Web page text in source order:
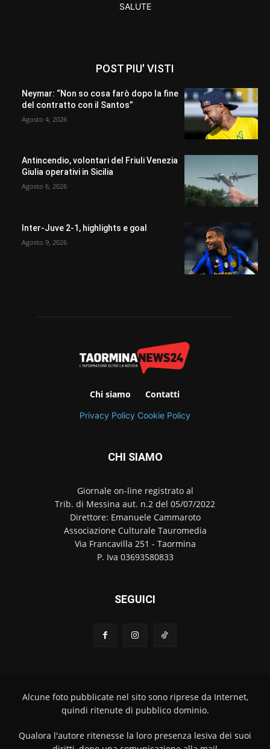
SALUTE
POST PIU' VISTI
Neymar: “Non so cosa farò dopo la fine
del contratto con il Santos”
Agosto 4, 2026
Antincendio, volontari del Friuli Venezia
Giulia operativi in Sicilia
Agosto 6, 2026
Inter-Juve 2-1, highlights e goal
Agosto 9, 2026
Chi siamo Contatti
Privacy Policy Cookie Policy
CHI SIAMO
Giornale on-line registrato al
Trib. di Messina aut. n.2 del 05/07/2022
Direttore: Emanuele Cammaroto
Associazione Culturale Tauromedia
Via Francavilla 251 - Taormina
P. Iva 03693580833
SEGUICI
Alcune foto pubblicate nel sito sono riprese da Internet,
quindi ritenute di pubblico dominio.
Qualora l'autore ritenesse la loro presenza lesiva dei suoi